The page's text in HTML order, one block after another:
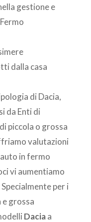
gestione e
dalla casa
di Dacia,
da Enti di
piccola o grossa
valutazioni
in fermo
vi aumentiamo
per i
grossa
Daciaa